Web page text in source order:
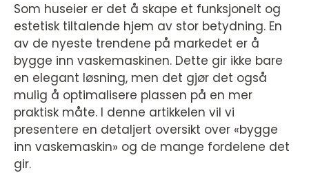
Som huseier er det å skape et funksjonelt og
estetisk tiltalende hjem av stor betydning. En
av de nyeste trendene på markedet er å
bygge inn vaskemaskinen. Dette gir ikke bare
en elegant løsning, men det gjør det også
mulig å optimalisere plassen på en mer
praktisk måte. I denne artikkelen vil vi
presentere en detaljert oversikt over «bygge
inn vaskemaskin» og de mange fordelene det
gir.